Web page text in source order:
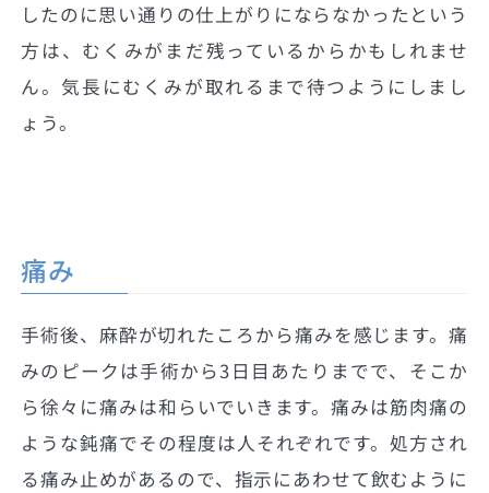
したのに思い通りの仕上がりにならなかったという
方は、むくみがまだ残っているからかもしれませ
ん。気長にむくみが取れるまで待つようにしまし
ょう。
痛み
手術後、麻酔が切れたころから痛みを感じます。痛
みのピークは手術から3日目あたりまでで、そこか
ら徐々に痛みは和らいでいきます。痛みは筋肉痛の
ような鈍痛でその程度は人それぞれです。処方され
る痛み止めがあるので、指示にあわせて飲むように